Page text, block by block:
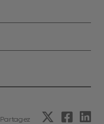
Partagez